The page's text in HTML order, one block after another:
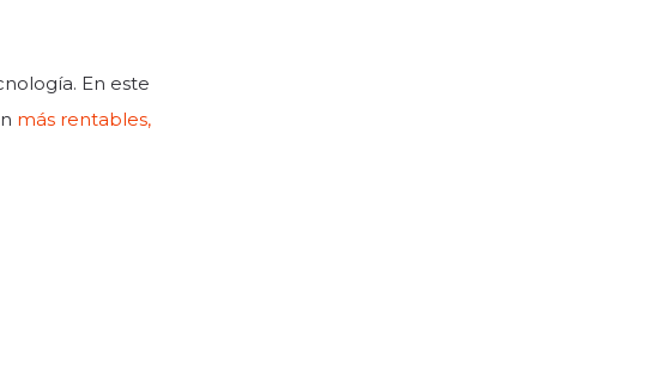
En este
más rentables,